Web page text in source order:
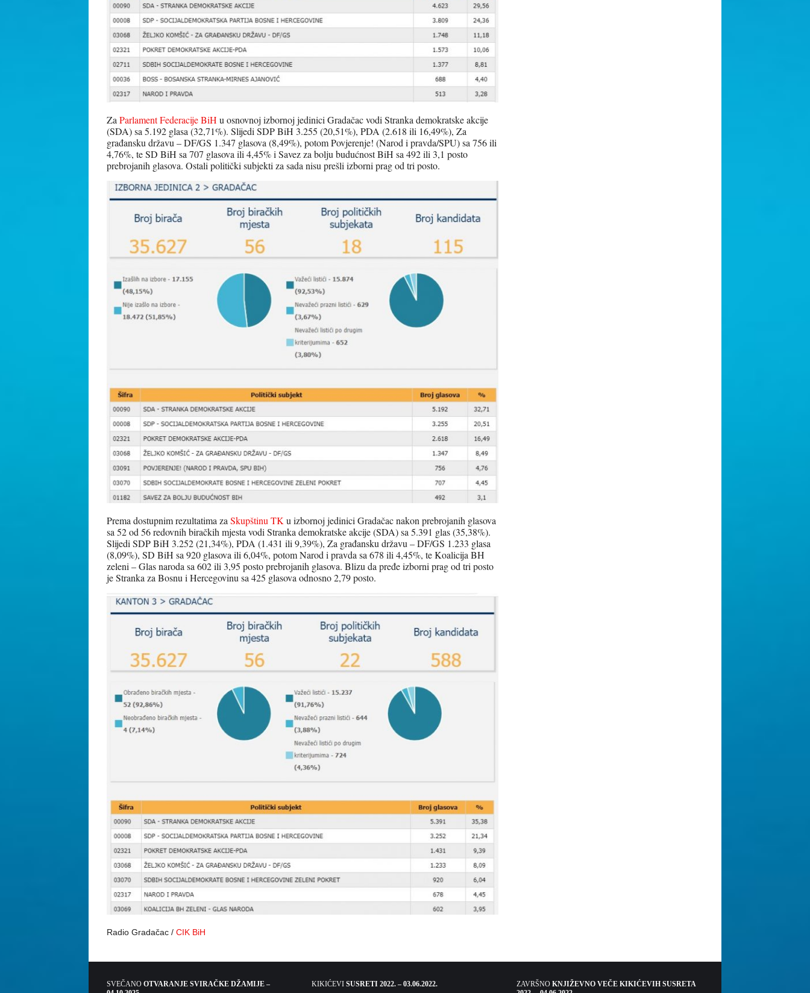
Za Parlament Federacije BiH u osnovnoj izbornoj jedinici Gradačac vodi Stranka demokratske akcije
(SDA) sa 5.192 glasa (32,71%). Slijedi SDP BiH 3.255 (20,51%), PDA (2.618 ili 16,49%), Za
građansku državu – DF/GS 1.347 glasova (8,49%), potom Povjerenje! (Narod i pravda/SPU) sa 756 ili
4,76%, te SD BiH sa 707 glasova ili 4,45% i Savez za bolju budućnost BiH sa 492 ili 3,1 posto
prebrojanih glasova. Ostali politički subjekti za sada nisu prešli izborni prag od tri posto.
Prema dostupnim rezultatima za Skupštinu TK u izbornoj jedinici Gradačac nakon prebrojanih glasova
sa 52 od 56 redovnih biračkih mjesta vodi Stranka demokratske akcije (SDA) sa 5.391 glas (35,38%).
Slijedi SDP BiH 3.252 (21,34%), PDA (1.431 ili 9,39%), Za građansku državu – DF/GS 1.233 glasa
(8,09%), SD BiH sa 920 glasova ili 6,04%, potom Narod i pravda sa 678 ili 4,45%, te Koalicija BH
zeleni – Glas naroda sa 602 ili 3,95 posto prebrojanih glasova. Blizu da pređe izborni prag od tri posto
je Stranka za Bosnu i Hercegovinu sa 425 glasova odnosno 2,79 posto.
Radio Gradačac / CIK BiH
SVEČANO OTVARANJE SVIRAČKE DŽAMIJE –
KIKIĆEVI SUSRETI 2022. – 03.06.2022. ZAVRŠNO KNJIŽEVNO VEČE KIKIĆEVIH SUSRETA